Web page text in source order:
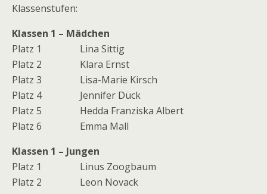
Klassenstufen:
Klassen 1 – Mädchen
Platz 1 Lina Sittig
Platz 2 Klara Ernst
Platz 3 Lisa-Marie Kirsch
Platz 4 Jennifer Dück
Platz 5 Hedda Franziska Albert
Platz 6 Emma Mall
Klassen 1 – Jungen
Platz 1 Linus Zoogbaum
Platz 2 Leon Novack